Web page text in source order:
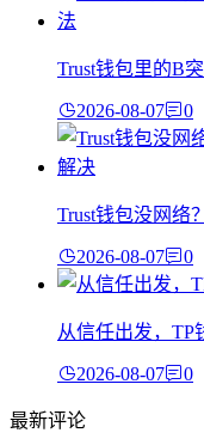
Trust钱包里的B
2026-08-07 0
Trust钱包没网络
2026-08-07 0
从信任出发，TP
2026-08-07 0
最新评论